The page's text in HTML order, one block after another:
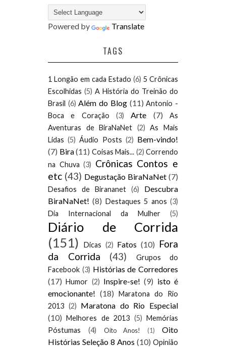
Powered by Translate
TAGS
1 Longão em cada Estado (6) 5 Crônicas
Escolhidas (5) A História do Treinão do
Brasil (6) Além do Blog (11) Antonio -
Boca e Coração
(3) Arte (7)
As
Aventuras de BiraNaNet (2)
As Mais
Lidas (5) Áudio Posts (2) Bem-vindo!
(7) Bira(11) Coisas Mais... (2) Correndo
na Chuva (3) Crônicas Contos e
etc (43) Degustação BiraNaNet (7)
Desafios de Birananet (6)
Descubra
BiraNaNet! (8) Destaques 5 anos (3)
Dia Internacional da Mulher
(5)
Diário de Corrida
(151)
Dicas (2) Fatos (10) Fora
da Corrida
(43)
Grupos do
Facebook (3) Histórias de Corredores
(17) Humor (2) Inspire-se! (9) isto é
emocionante! (18) Maratona do Rio
2013 (2) Maratona do Rio Especial
(10) Melhores de 2013 (5) Memórias
Póstumas
(4) Oito Anos! (1)
Oito
Histórias Seleção 8 Anos (10) Opinião